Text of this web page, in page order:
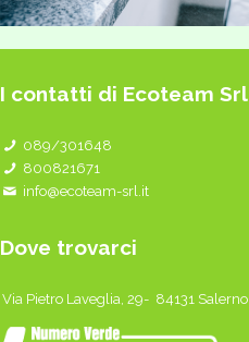
I contatti di Ecoteam Srl
089/301648
800821671
info@ecoteam-srl.it
Dove trovarci
Via Pietro Laveglia, 29- 84131 Salerno